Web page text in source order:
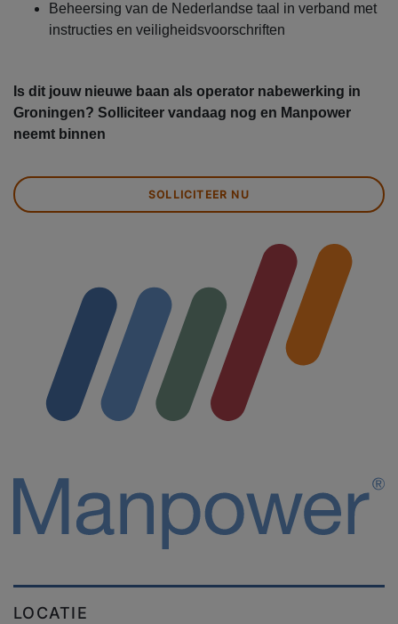
Beheersing van de Nederlandse taal in verband met
instructies en veiligheidsvoorschriften
Is dit jouw nieuwe baan als operator nabewerking in
Groningen? Solliciteer vandaag nog en Manpower
neemt binnen
SOLLICITEER NU
LOCATIE